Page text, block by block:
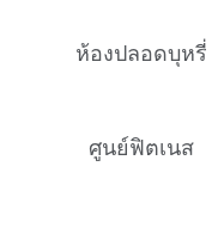
ห้องปลอดบุหรี่
ศูนย์ฟิตเนส